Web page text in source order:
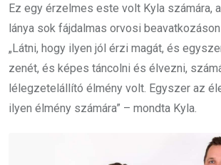
Ez egy érzelmes este volt Kyla számára,
lánya sok fájdalmas orvosi
„Látni, hogy ilyen jól érzi magát, és
zenét, és képes táncolni és élvezni,
lélegzetelállító élmény volt. Egyszer az
ilyen élmény számára” – mondta Kyla.